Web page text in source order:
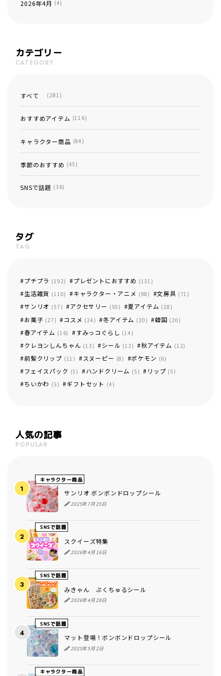
2026年4月 (4)
カテゴリー
CATEGORY
すべて (281)
おすすめアイテム (116)
キャラクター商品 (84)
季節のおすすめ (45)
SNSで話題 (36)
タグ
TAG
プチプラ (192) プレゼントにおすすめ (131)
生活雑貨 (110) キャラクター・アニメ (98) 文房具 (71)
サンリオ (57) アクセサリー (50) 夏アイテム (28)
お菓子 (27) コスメ (24) 冬アイテム (20) 韓国 (20)
春アイテム (16) すみっコぐらし (14)
クレヨンしんちゃん (13) シール (13) 秋アイテム (12)
前髪クリップ (11) スヌーピー (8) ポケモン (6)
フェイスパック (5) ハンドクリーム (5) リップ (5)
ちいかわ (5) ギフトセット (4)
人気の記事
POPULAR
キャラクター商品
サンリオ ボンボンドロップシール
2025年7月25日
SNSで話題
スクイーズ特集
2026年4月16日
SNSで話題
みきゃん ぷくちゅるシール
2026年4月28日
SNSで話題
マット登場！ボンボンドロップシール
2025年5月2日
キャラクター商品